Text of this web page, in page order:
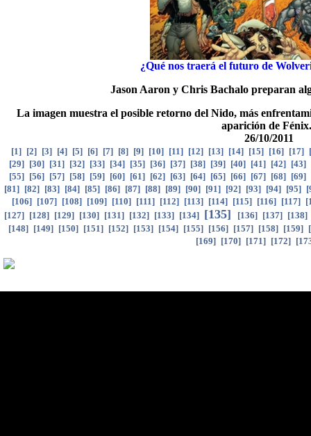
¿Qué nos traerá el futuro de
Jason Aaron y Chris Bachalo preparan
La imagen muestra el posible retorno del Nido, más
aparición de
26/10/2011
[1] [2] [3] [4] [5] [6] [7] [8] [9] [10] [11] [12] [13] [14] [15] [16] [17] [
[29] [30] [31] [32] [33] [34] [35] [36] [37] [38] [39] [40] [41] [42] [43]
[55] [56] [57] [58] [59] [60] [61] [62] [63] [64] [65] [66] [67] [68] [69]
[81] [82] [83] [84] [85] [86] [87] [88] [89] [90] [91] [92] [93] [94] [95] [
[106] [107] [108] [109] [110] [111] [112] [113] [114] [115] [116] [117] [
[127] [128] [129] [130] [131] [132] [133] [134] [135] [136] [137] [138]
[148] [149] [150] [151] [152] [153] [154] [155] [156] [157] [158] [159] [
[169] [170] [171] [172] [